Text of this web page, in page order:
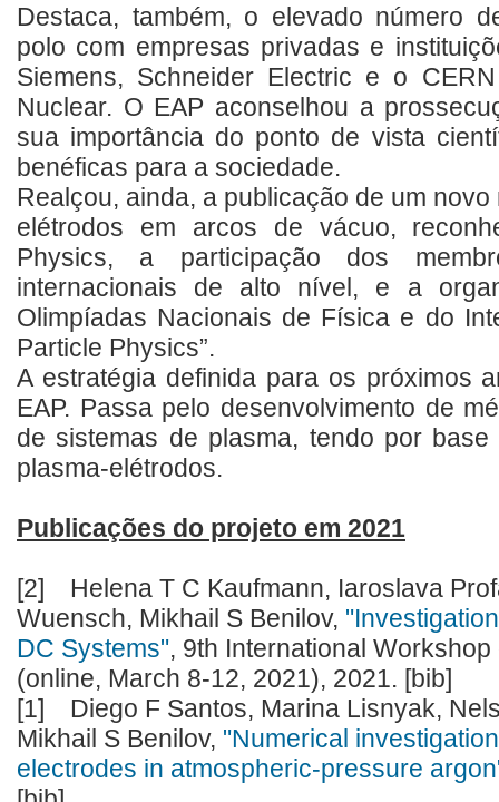
Destaca, também, o elevado número
polo com empresas privadas e
Siemens, Schneider Electric e o
Nuclear. O EAP aconselhou a
sua importância do ponto de vista
benéficas para a sociedade.
Realçou, ainda, a publicação de um
elétrodos em arcos de vácuo,
Physics, a participação dos
internacionais de alto nível, e a
Olimpíadas Nacionais de Física e do
Particle Physics”.
A estratégia definida para os próximos
EAP. Passa pelo desenvolvimento de
de sistemas de plasma, tendo por
plasma-elétrodos.
Publicações do projeto em 2021
[2]
Helena T C Kaufmann, Iaroslava
Wuensch, Mikhail S Benilov,
DC Systems", 9th International
(online, March 8-12, 2021), 2021. [bib]
[1]
Diego F Santos, Marina Lisnyak,
Mikhail S Benilov, "Numerical
electrodes in atmospheric-pressure